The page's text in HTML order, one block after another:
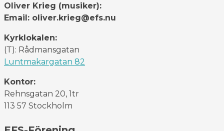
Oliver Krieg (musiker):
Email: oliver.krieg@efs.nu
Kyrklokalen:
(T): Rådmansgatan
Luntmakargatan 82
Kontor:
Rehnsgatan 20, 1tr
113 57 Stockholm